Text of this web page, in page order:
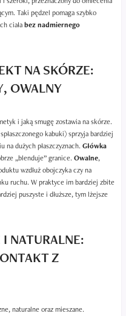
Taki pędzel pomaga szybko
ciałabez nadmiernego
NA SKÓRZE:
OWALNY
i jaką smugę zostawia na skórze.
kabuki) sprzyja bardziej
dużych płaszczyznach. Główka
„blenduje” granice. Owalne,
wzdłuż obojczyka czy na
ruchu. W praktyce im bardziej zbite
puszyste i dłuższe, tym lżejsze
NATURALNE:
Z
naturalne oraz mieszane.